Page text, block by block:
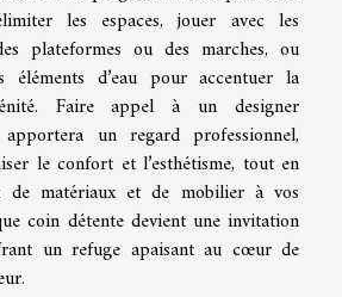
les espaces, jouer avec les
plateformes ou des marches, ou
éléments d’eau pour accentuer la
Faire appel à un designer
un regard professionnel,
le confort et l’esthétisme, tout en
de matériaux et de mobilier à vos
coin détente devient une invitation
un refuge apaisant au cœur de